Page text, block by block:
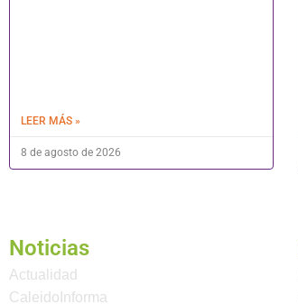
LEER MÁS »
8 de agosto de 2026
Noticias
Actualidad
CaleidoInforma